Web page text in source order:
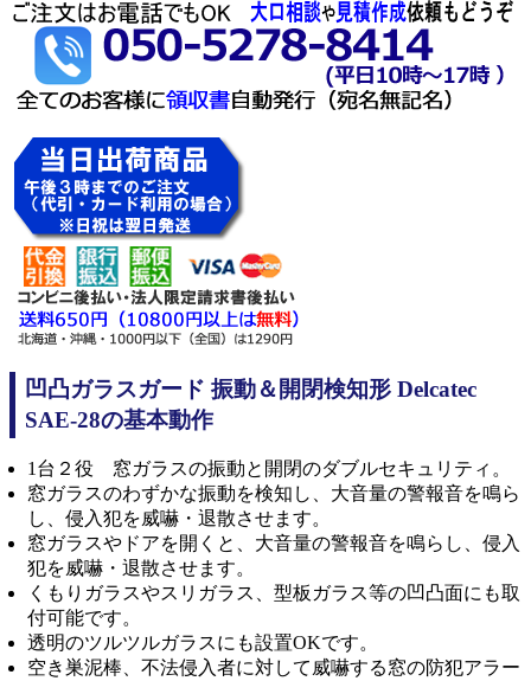
凹凸ガラスガード 振動＆開閉検知形 Delcatec
SAE-28の基本動作
1台２役 窓ガラスの振動と開閉のダブルセキュリティ。
窓ガラスのわずかな振動を検知し、大音量の警報音を鳴ら
し、侵入犯を威嚇・退散させます。
窓ガラスやドアを開くと、大音量の警報音を鳴らし、侵入
犯を威嚇・退散させます。
くもりガラスやスリガラス、型板ガラス等の凹凸面にも取
付可能です。
透明のツルツルガラスにも設置OKです。
空き巣泥棒、不法侵入者に対して威嚇する窓の防犯アラー